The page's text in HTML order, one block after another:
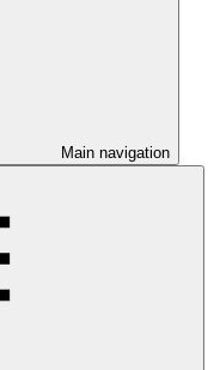
Main navigation